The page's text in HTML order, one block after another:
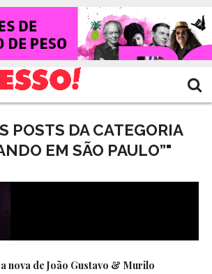
POSTS DA CATEGORIA
EM SÃO PAULO”"
nova de João Gustavo & Murilo